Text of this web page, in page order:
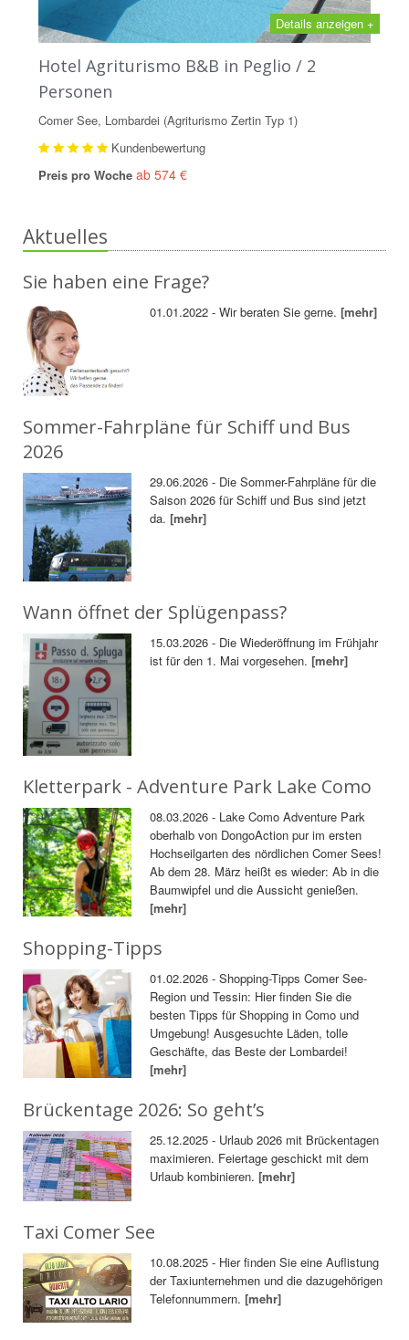
Details anzeigen +
Hotel Agriturismo B&B in Peglio / 2
Personen
Comer See, Lombardei (Agriturismo Zertin Typ 1)
Kundenbewertung
Preis pro Woche ab 574 €
Aktuelles
Sie haben eine Frage?
01.01.2022 - Wir beraten Sie gerne.[mehr]
Sommer-Fahrpläne für Schiff und Bus
2026
29.06.2026 - Die Sommer-Fahrpläne für die
Saison 2026 für Schiff und Bus sind jetzt
da.[mehr]
Wann öffnet der Splügenpass?
15.03.2026 - Die Wiederöffnung im Frühjahr
ist für den 1. Mai vorgesehen.[mehr]
Kletterpark - Adventure Park Lake Como
08.03.2026 - Lake Como Adventure Park
oberhalb von DongoAction pur im ersten
Hochseilgarten des nördlichen Comer Sees!
Ab dem 28. März heißt es wieder: Ab in die
Baumwipfel und die Aussicht genießen.
[mehr]
Shopping-Tipps
01.02.2026 - Shopping-Tipps Comer See-
Region und Tessin: Hier finden Sie die
besten Tipps für Shopping in Como und
Umgebung! Ausgesuchte Läden, tolle
Geschäfte, das Beste der Lombardei!
[mehr]
Brückentage 2026: So geht’s
25.12.2025 - Urlaub 2026 mit Brückentagen
maximieren. Feiertage geschickt mit dem
Urlaub kombinieren.[mehr]
Taxi Comer See
10.08.2025 - Hier finden Sie eine Auflistung
der Taxiunternehmen und die dazugehörigen
Telefonnummern.[mehr]